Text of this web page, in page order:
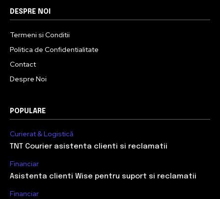
DESPRE NOI
Termeni si Conditii
Politica de Confidentialitate
Contact
Despre Noi
POPULARE
Curierat & Logistică
TNT Courier asistenta clienti si reclamatii
Financiar
Asistenta clienti Wise pentru suport si reclamatii
Financiar